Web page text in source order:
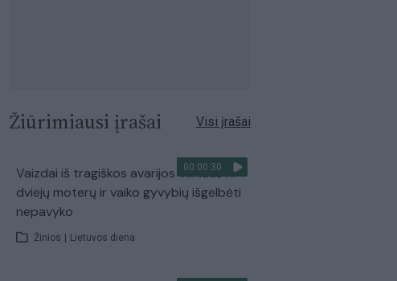
Žiūrimiausi įrašai Visi įrašai
00:00:30
Vaizdai iš tragiškos avarijos Vilniaus r.:
dviejų moterų ir vaiko gyvybių išgelbėti
nepavyko
Žinios Lietuvos diena